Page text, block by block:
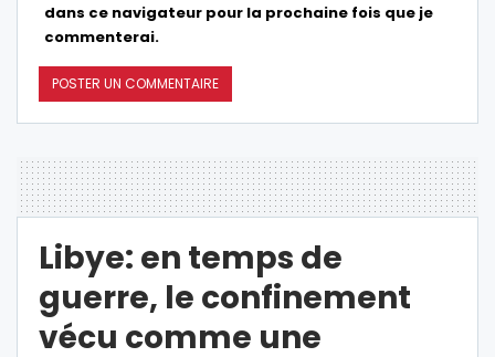
dans ce navigateur pour la prochaine fois que je
commenterai.
Libye: en temps de
guerre, le confinement
vécu comme une